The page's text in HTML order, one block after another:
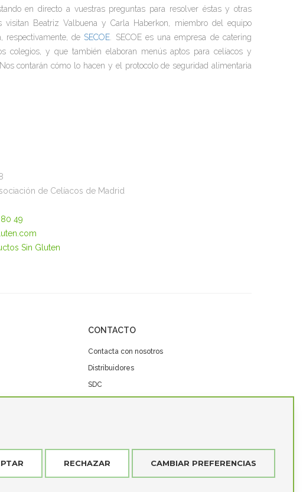
en directo a vuestras preguntas para resolver éstas y otras
visitan Beatriz Valbuena y Carla Haberkon, miembro del equipo
respectivamente, de SECOE . SECOE es una empresa de catering
colegios, y que también elaboran menús aptos para celíacos y
contarán cómo lo hacen y el protocolo de seguridad alimentaria
de Celíacos de Madrid
49
Sin Gluten
CONTACTO
Contacta con nosotros
Distribuidores
SDC
RECHAZAR CAMBIAR PREFERENCIAS